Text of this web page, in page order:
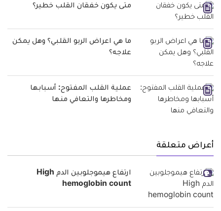
متى يكون خفقان القلب خطير؟
ما هي اعراض الربو القلبي؟ وهل يمكن
علاجه؟
عملية القلب المفتوح: أسبابها
ومخاطرها والتعافي منها
أعراض متعلقة
ارتفاع هيموجلوبين الدم High
hemoglobin count